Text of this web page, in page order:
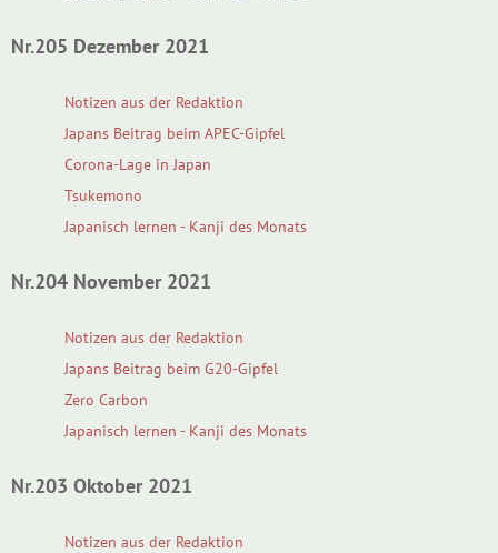
Nr.205 Dezember 2021
Notizen aus der Redaktion
Japans Beitrag beim APEC-Gipfel
Corona-Lage in Japan
Tsukemono
Japanisch lernen - Kanji des Monats
Nr.204 November 2021
Notizen aus der Redaktion
Japans Beitrag beim G20-Gipfel
Zero Carbon
Japanisch lernen - Kanji des Monats
Nr.203 Oktober 2021
Notizen aus der Redaktion